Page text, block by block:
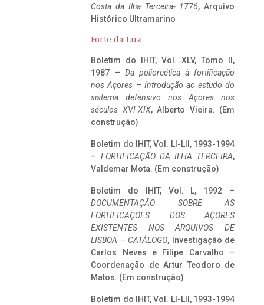
Costa da Ilha Terceira- 1776, Arquivo
Histórico Ultramarino
Forte da Luz
Boletim do IHIT, Vol. XLV, Tomo II,
1987 – Da poliorcética à fortificação
nos Açores – Introdução ao estudo do
sistema defensivo nos Açores nos
séculos XVI-XIX, Alberto Vieira. (Em
construção)
Boletim do IHIT, Vol. LI-LII, 1993-1994
– FORTIFICAÇÃO DA ILHA TERCEIRA,
Valdemar Mota. (Em construção)
Boletim do IHIT, Vol. L, 1992 –
DOCUMENTAÇÃO SOBRE AS
FORTIFICAÇÕES DOS AÇORES
EXISTENTES NOS ARQUIVOS DE
LISBOA – CATÁLOGO, Investigação de
Carlos Neves e Filipe Carvalho –
Coordenação de Artur Teodoro de
Matos. (Em construção)
Boletim do IHIT, Vol. LI-LII, 1993-1994